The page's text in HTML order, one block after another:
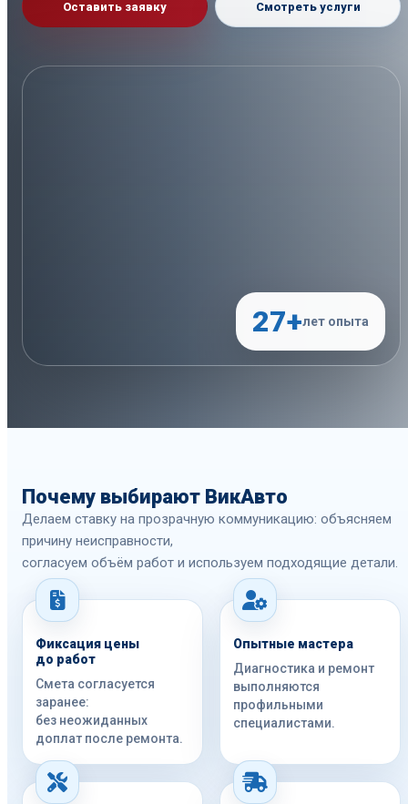
Оставить заявку Смотреть услуги
27+лет опыта
Почему выбирают ВикАвто
Делаем ставку на прозрачную коммуникацию: объясняем
причину неисправности,
согласуем объём работ и используем подходящие детали.
Фиксация цены
до работ
Смета согласуется
заранее:
без неожиданных
доплат после ремонта.
Опытные мастера
Диагностика и ремонт
выполняются
профильными
специалистами.